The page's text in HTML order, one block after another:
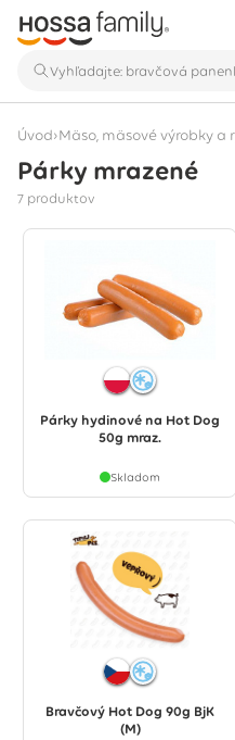
Úvod›Mäso, mäsové výrobky a
Párky mrazené
7 produktov
Párky hydinové na Hot Dog
50g mraz.
Skladom
Bravčový Hot Dog 90g BjK
(M)